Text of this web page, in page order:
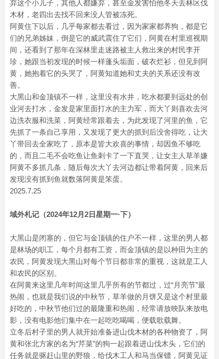
弃这个小儿子，其他人都嫌弃，甚至金发害怕他冬天去林区伐
木材，老四出去找不回来没人管被冻死。
阿黄住下以后，几乎每家都去看过，因为家家都养狗，都是它
们的兄弟姊妹，倒是它的威武震住了它们，阿黄在村里巡视期
间，还看到了那年在深林里走迷路被主人救出来的村民李开
珍，她跟当初发现的时候一样蓬头垢面，破衣烂衫，但见到阿
黄，她抱着它的头哭了，阿黄知道她和丈夫的关系还没有改
善。
大黑山和金顶镇不一样，这里没有水井，吃水都要到远处的创
业河去打水，金发是家里面打水的主力军，而大丫则喜欢去河
边洗衣服和洗菜，阿黄经常跟着去，为此发现了河里的鱼，它
先抓了一条自己享用，又发现了更大的抓到后没舍得吃，让大
丫带回去全家吃了，原本是皆大欢喜的事情，却因鱼不够吃
的，而且二毛不会吃鱼让鱼刺卡了一下直哭，让女主人草羊嫌
阿黄不多抓几条，随后每次大丫去河边都让带着阿黄，回来后
发现没有抓到鱼就数落阿黄是笨蛋。
2025.7.25
域外札记（2024年12月2日星期一·下）
大黑山是闭塞的，但它与金顶镇的住户不一样，这里的男人都
是林场的职工，每个月都有工资，而金顶镇的是以种田为主的
农民，阿黄发现大黑山对每个节日都非常的重视，这就是工人
和农民的区别。
在阿黄来这里几年时间这里几乎所有的节都过，过“月亮节”最
热闹，也就是我们说的中秋节，草羊做的月饼又是这个村里最
好吃的，中秋节他们过的最隆重和热闹，经常请放映队来放电
影，没有电影他们集中在一起吃吃喝喝，便载歌载舞。
立冬后村子里的男人就开始准备进山伐木材的各种物资了，阿
黄和张北方家的名为“芹菜”的狗一起跟着进山伐木头，它们的
任务就是驱赶山里的野狼，给伐木工人和马当保镖，阿黄见证